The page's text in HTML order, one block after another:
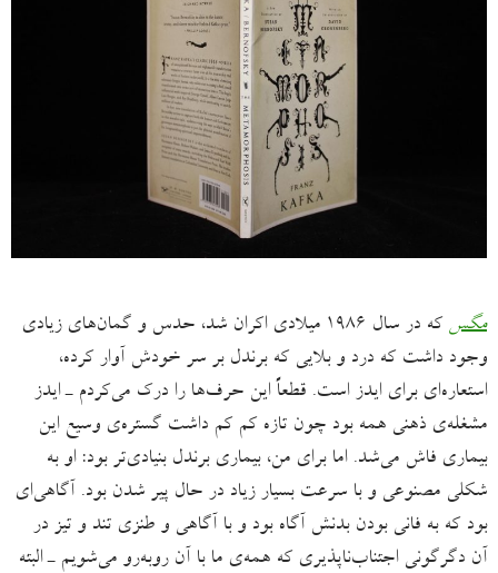
مگس
که در سال ۱۹۸۶ میلادی اکران شد، حدس و گمان‌های زیادی
وجود داشت که درد و بلایی که برندل بر سر خودش آوار کرده،
استعاره‌ای برای ایدز است. قطعاً این حرف‌ها را درک می‌کردم ـ ایدز
مشغله‌ی ذهنی همه بود چون تازه کم کم داشت گستره‌ی وسیع این
بیماری فاش می‌شد. اما برای من، بیماری برندل بنیادی‌تر بود: او به
شکلی مصنوعی و با سرعت بسیار زیاد در حال پیر شدن بود. آگاهی‌ای
بود که به فانی بودن بدنش آگاه بود و با آگاهی و طنزی تند و تیز در
آن دگرگونی اجتناب‌ناپذیری که همه‌ی ما با آن روبه‌رو می‌شویم ـ البته